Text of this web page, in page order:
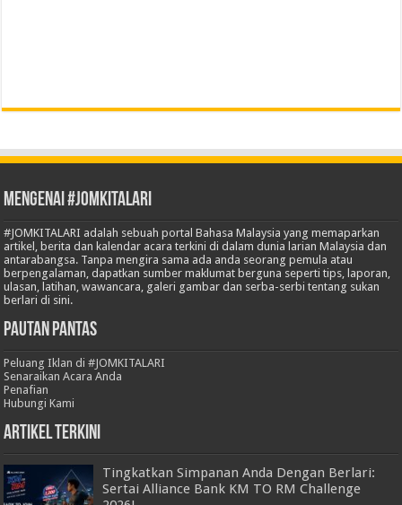
Mengenai #JOMKITALARI
#JOMKITALARI adalah sebuah portal Bahasa Malaysia yang memaparkan
artikel, berita dan kalendar acara terkini di dalam dunia larian Malaysia dan
antarabangsa. Tanpa mengira sama ada anda seorang pemula atau
berpengalaman, dapatkan sumber maklumat berguna seperti tips, laporan,
ulasan, latihan, wawancara, galeri gambar dan serba-serbi tentang sukan
berlari di sini.
Pautan Pantas
Peluang Iklan di #JOMKITALARI
Senaraikan Acara Anda
Penafian
Hubungi Kami
Artikel Terkini
Tingkatkan Simpanan Anda Dengan Berlari:
Sertai Alliance Bank KM TO RM Challenge